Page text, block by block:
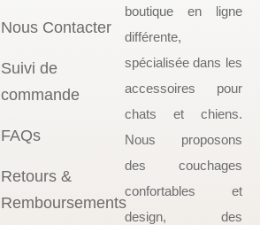
Nous Contacter
Suivi de
commande
FAQs
Retours &
Remboursements
boutique en ligne
différente,
spécialisée dans les
accessoires pour
chats et chiens.
Nous proposons
des couchages
confortables et
design, des